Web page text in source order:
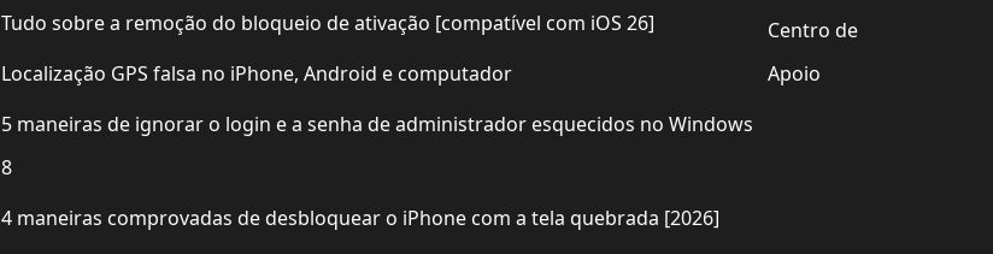
Tudo sobre a remoção do bloqueio de ativação [compatível com iOS 26]
Localização GPS falsa no iPhone, Android e computador
5 maneiras de ignorar o login e a senha de administrador esquecidos no Windows
8
4 maneiras comprovadas de desbloquear o iPhone com a tela quebrada [2026]
Centro de
Apoio